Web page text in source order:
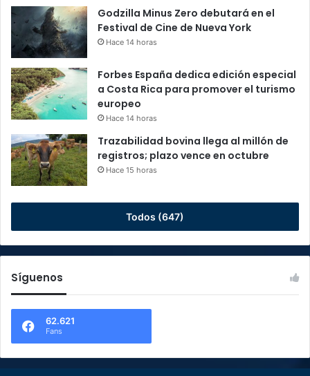
Godzilla Minus Zero debutará en el
Festival de Cine de Nueva York
Hace 14 horas
Forbes España dedica edición especial
a Costa Rica para promover el turismo
europeo
Hace 14 horas
Trazabilidad bovina llega al millón de
registros; plazo vence en octubre
Hace 15 horas
Todos (647)
Síguenos
62.621
Fans